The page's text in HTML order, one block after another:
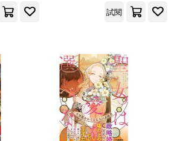
試閱